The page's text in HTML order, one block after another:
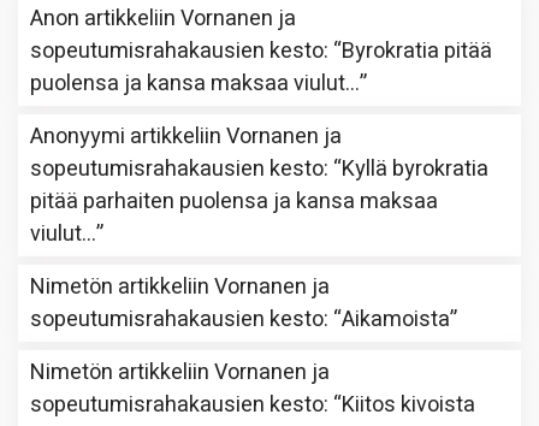
Anon artikkeliinVornanen ja
sopeutumisrahakausien kesto: “Byrokratia pitää
puolensa ja kansa maksaa viulut…”
Anonyymi artikkeliinVornanen ja
sopeutumisrahakausien kesto: “Kyllä byrokratia
pitää parhaiten puolensa ja kansa maksaa
viulut…”
Nimetön artikkeliinVornanen ja
sopeutumisrahakausien kesto: “Aikamoista”
Nimetön artikkeliinVornanen ja
sopeutumisrahakausien kesto: “Kiitos kivoista